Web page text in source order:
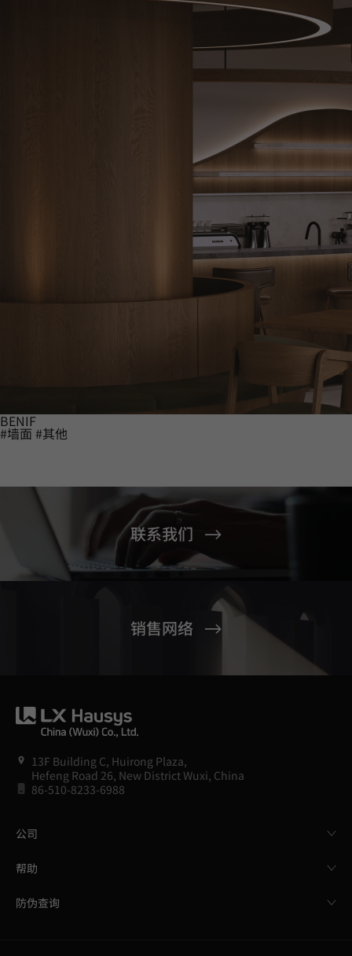
BENIF
#墙面 #其他
联系我们
销售网络
13F Building C, Huirong Plaza,
Hefeng Road 26, New District Wuxi, China
86-510-8233-6988
公司
帮助
防伪查询